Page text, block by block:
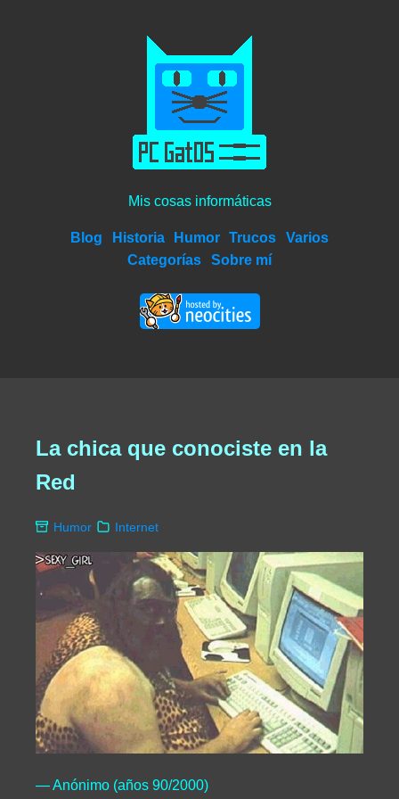
Mis cosas informáticas
Blog Historia Humor Trucos
Varios
Categorías
Sobre mí
La chica que conociste en la
Red
Humor Internet
— Anónimo (años 90/2000)